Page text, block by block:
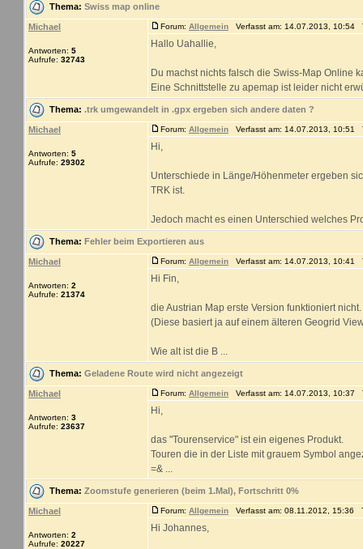
Thema: Swiss map online
Michael
Antworten: 5
Aufrufe: 32743
Forum: Allgemein Verfasst am: 14.07.2013, 10:54
Hallo Uahallie,
Du machst nichts falsch die Swiss-Map Online
Eine Schnittstelle zu apemap ist leider nicht
Thema: .trk umgewandelt in .gpx ergeben sich andere daten ?
Michael
Antworten: 5
Aufrufe: 29302
Forum: Allgemein Verfasst am: 14.07.2013, 10:51
Hi,
Unterschiede in Länge/Höhenmeter ergeben
TRK ist.
Jedoch macht es einen Unterschied welches
Thema: Fehler beim Exportieren aus
Michael
Antworten: 2
Aufrufe: 21374
Forum: Allgemein Verfasst am: 14.07.2013, 10:41
Hi Fin,
die Austrian Map erste Version funktioniert nicht.
(Diese basiert ja auf einem älteren Geogrid
Wie alt ist die B ...
Thema: Geladene Route wird nicht angezeigt
Michael
Antworten: 3
Aufrufe: 23637
Forum: Allgemein Verfasst am: 14.07.2013, 10:37
Hi,
das "Tourenservice" ist ein eigenes Produkt.
Touren die in der Liste mit grauem Symbol
=& ...
Thema: Zoomstufe generieren (beim 1.Mal), Fortschritt 0%
Michael
Antworten: 2
Aufrufe: 20227
Forum: Allgemein Verfasst am: 08.11.2012, 15:36
Hi Johannes,